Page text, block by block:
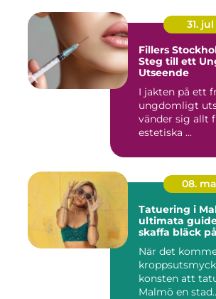
31. jul
Fillers
Steg till ett
Utseende
I jakten på ett
ungdomligt
vänder sig allt
estetiska ...
08.
Tatuering i
ultimata
skaffa bläck
När det
konsten att
Malmö en